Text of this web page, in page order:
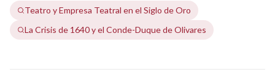
Teatro y Empresa Teatral en el Siglo de Oro
La Crisis de 1640 y el Conde-Duque de Olivares